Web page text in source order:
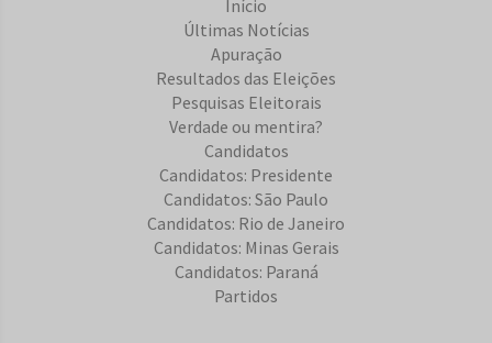
Início
Últimas Notícias
Apuração
Resultados das Eleições
Pesquisas Eleitorais
Verdade ou mentira?
Candidatos
Candidatos: Presidente
Candidatos: São Paulo
Candidatos: Rio de Janeiro
Candidatos: Minas Gerais
Candidatos: Paraná
Partidos